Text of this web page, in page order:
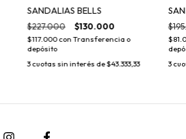
SANDALIAS BELLS
$227.000 $130.000
$117.000conTransferencia o
depósito
3cuotas sin interés de$43.333,33
3